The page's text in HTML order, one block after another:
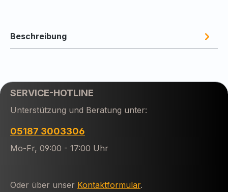
Beschreibung
SERVICE-HOTLINE
Unterstützung und Beratung unter:
05187 3003306
Mo-Fr, 09:00 - 17:00 Uhr
Oder über unser Kontaktformular.